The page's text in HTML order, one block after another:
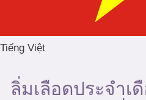
Tiếng Việt
ลิ่มเลือดประจำเ